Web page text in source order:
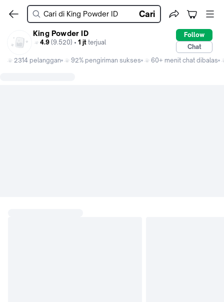
Cari
King Powder ID
4.9 (9.520) • 1 jt terjual
Follow
Chat
2314 pelanggan
92% pengiriman sukses 60+ menit chat dibalas